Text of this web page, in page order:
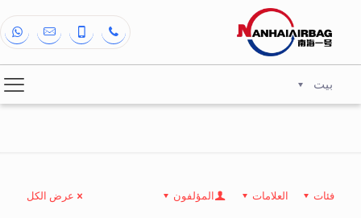
بيت
فئات العلامات المؤلفون عرض الكل